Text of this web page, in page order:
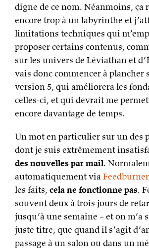
digne de ce nom. Néanmoins, ça
encore trop à un labyrinthe et
limitations techniques qui
proposer certains contenus,
sur les univers de Léviathan et
vais donc commencer à plancher
version 5, qui améliorera les
celles-ci, et qui devrait me
encore davantage de temps.
Un mot en particulier sur un des
dont je suis extrêmement
des nouvelles par mail.
automatiquement viaFeedburner
les faits, cela ne fonctionne pas.
souvent deux à trois jours de
jusqu’à une semaine – et on m’a
juste titre, que quand il s’agit
passage à un salon ou dans un